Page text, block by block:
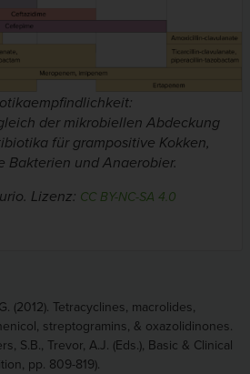
der mikrobiellen Abdeckung
für grampositive Kokken,
Bakterien und Anaerobier.
Lizenz: CC BY-NC-SA 4.0
(2012). Tetracyclines, macrolides,
streptogramins, & oxazolidinones.
S.B., Trevor, A.J. (Eds.), Basic & Clinical
pp. 809-819).